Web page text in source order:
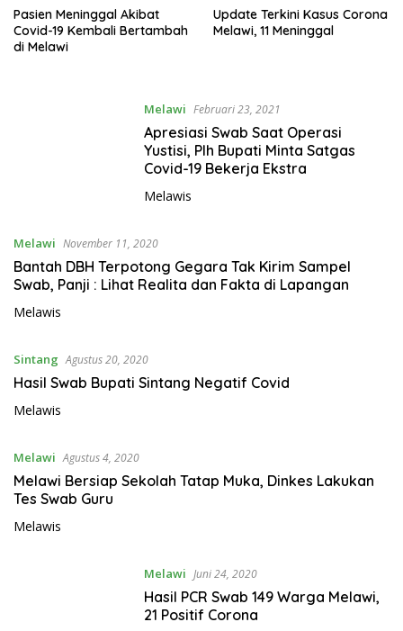
Pasien Meninggal Akibat
Covid-19 Kembali Bertambah
di Melawi
Update Terkini Kasus Corona
Melawi, 11 Meninggal
Melawi Februari 23, 2021
Apresiasi Swab Saat Operasi
Yustisi, Plh Bupati Minta Satgas
Covid-19 Bekerja Ekstra
Melawis
Melawi November 11, 2020
Bantah DBH Terpotong Gegara Tak Kirim Sampel
Swab, Panji : Lihat Realita dan Fakta di Lapangan
Melawis
Sintang Agustus 20, 2020
Hasil Swab Bupati Sintang Negatif Covid
Melawis
Melawi Agustus 4, 2020
Melawi Bersiap Sekolah Tatap Muka, Dinkes Lakukan
Tes Swab Guru
Melawis
Melawi Juni 24, 2020
Hasil PCR Swab 149 Warga Melawi,
21 Positif Corona